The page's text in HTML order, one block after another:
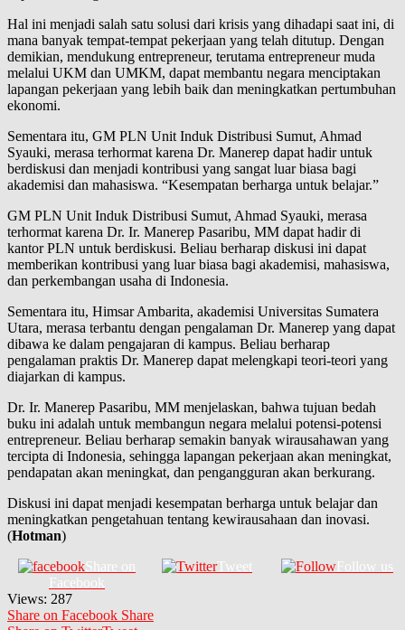
Hal ini menjadi salah satu solusi dari krisis yang dihadapi saat ini, di
mana banyak tempat-tempat pekerjaan yang telah ditutup. Dengan
demikian, mendukung entrepreneur, terutama entrepreneur muda
melalui UKM dan UMKM, dapat membantu negara menciptakan
lapangan pekerjaan yang lebih baik dan meningkatkan pertumbuhan
ekonomi.
Sementara itu, GM PLN Unit Induk Distribusi Sumut, Ahmad
Syauki, merasa terhormat karena Dr. Manerep dapat hadir untuk
berdiskusi dan menjadi kontribusi yang sangat luar biasa bagi
akademisi dan mahasiswa. “Kesempatan berharga untuk belajar.”
GM PLN Unit Induk Distribusi Sumut, Ahmad Syauki, merasa
terhormat karena Dr. Ir. Manerep Pasaribu, MM dapat hadir di
kantor PLN untuk berdiskusi. Beliau berharap diskusi ini dapat
memberikan kontribusi yang luar biasa bagi akademisi, mahasiswa,
dan perkembangan usaha di Indonesia.
Sementara itu, Himsar Ambarita, akademisi Universitas Sumatera
Utara, merasa terbantu dengan pengalaman Dr. Manerep yang dapat
dibawa ke dalam pengajaran di kampus. Beliau berharap
pengalaman praktis Dr. Manerep dapat melengkapi teori-teori yang
diajarkan di kampus.
Dr. Ir. Manerep Pasaribu, MM menjelaskan, bahwa tujuan bedah
buku ini adalah untuk membangun negara melalui potensi-potensi
entrepreneur. Beliau berharap semakin banyak wirausahawan yang
tercipta di Indonesia, sehingga lapangan pekerjaan akan meningkat,
pendapatan akan meningkat, dan pengangguran akan berkurang.
Diskusi ini dapat menjadi kesempatan berharga untuk belajar dan
meningkatkan pengetahuan tentang kewirausahaan dan inovasi.
(Hotman)
Share on
Facebook
Tweet Follow us
Views: 287
Share on Facebook Share